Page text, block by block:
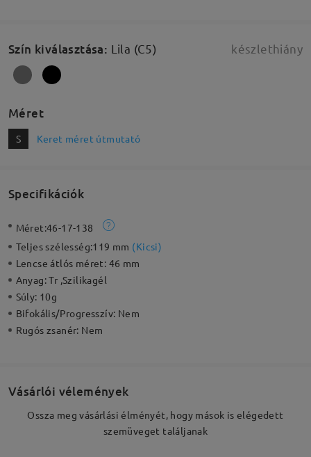
Szín kiválasztása: Lila (C5) készlethiány
Méret
S Keret méret útmutató
Specifikációk
Méret:46-17-138
Teljes szélesség:119 mm (Kicsi)
Lencse átlós méret: 46 mm
Anyag:Tr ,Szilikagél
Súly: 10g
Bifokális/Progresszív: Nem
Rugós zsanér: Nem
Vásárlói vélemények
Ossza meg vásárlási élményét, hogy mások is elégedett
szemüveget találjanak